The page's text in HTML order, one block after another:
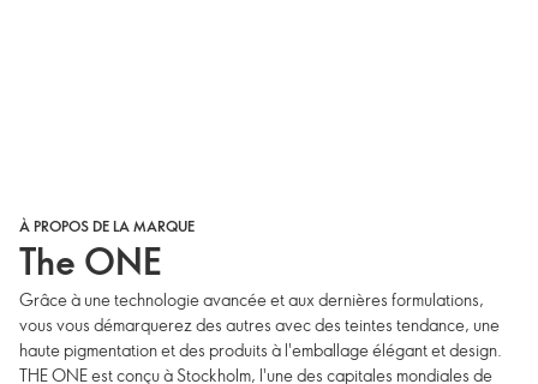
À PROPOS DE LA MARQUE
The ONE
Grâce à une technologie avancée et aux dernières formulations,
vous vous démarquerez des autres avec des teintes tendance, une
haute pigmentation et des produits à l'emballage élégant et design.
THE ONE est conçu à Stockholm, l'une des capitales mondiales de